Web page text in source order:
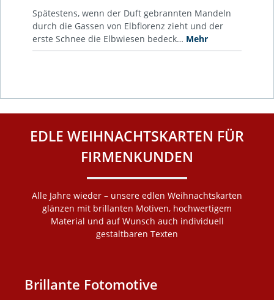
Spätestens, wenn der Duft gebrannten Mandeln
durch die Gassen von Elbflorenz zieht und der
erste Schnee die Elbwiesen bedeck… Mehr
EDLE WEIHNACHTSKARTEN FÜR
FIRMENKUNDEN
Alle Jahre wieder – unsere edlen Weihnachtskarten
glänzen mit brillanten Motiven, hochwertigem
Material und auf Wunsch auch individuell
gestaltbaren Texten
Brillante Fotomotive